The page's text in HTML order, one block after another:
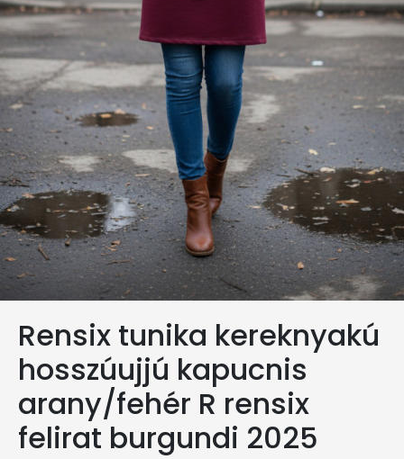
Rensix tunika kereknyakú
hosszúujjú kapucnis
arany/fehér R rensix
felirat burgundi 2025